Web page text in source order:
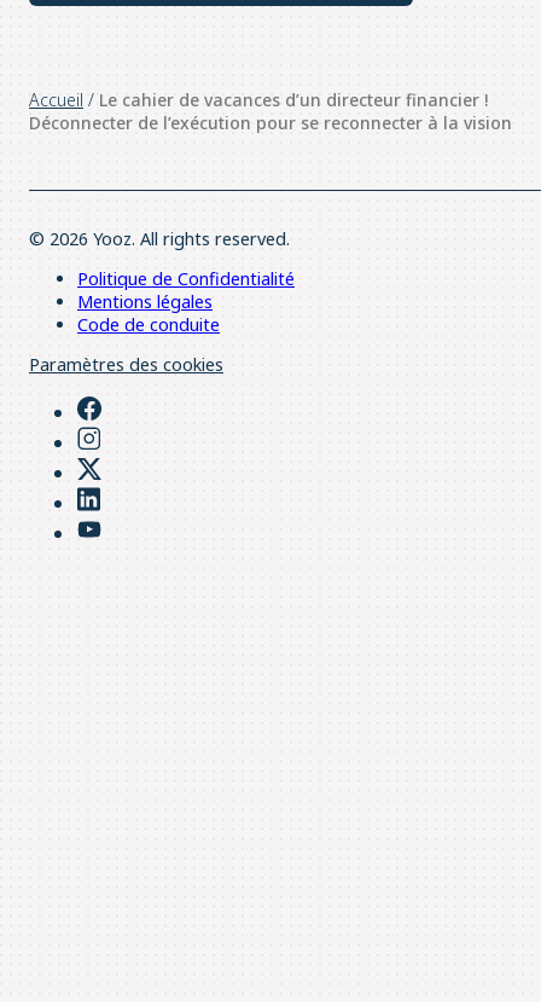
Accueil / Le cahier de vacances d’un directeur financier !
Déconnecter de l’exécution pour se reconnecter à la vision
© 2026 Yooz. All rights reserved.
Politique de Confidentialité
Mentions légales
Code de conduite
Paramètres des cookies